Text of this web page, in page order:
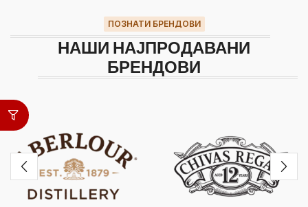
ПОЗНАТИ БРЕНДОВИ
НАШИ НАЈПРОДАВАНИ
БРЕНДОВИ